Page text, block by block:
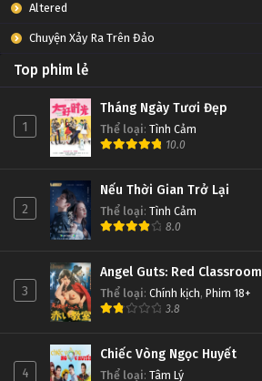
Altered
Chuyện Xảy Ra Trên Đảo
Top phim lẻ
1
Tháng Ngày Tươi Đẹp
Thể loại: Tình Cảm
10.0
2
Nếu Thời Gian Trở Lại
Thể loại: Tình Cảm
8.0
3
Angel Guts: Red Classroom
Thể loại: Chính kịch, Phim 18+
3.8
4
Chiếc Vòng Ngọc Huyết
Thể loại: Tâm Lý